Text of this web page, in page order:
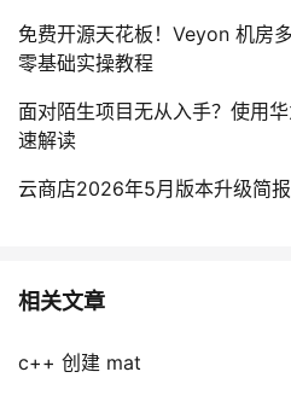
免费开源天花板！Veyon 机房
零基础实操教程
面对陌生项目无从入手？使用
速解读
云商店2026年5月版本升级简报
相关文章
c++ 创建 mat